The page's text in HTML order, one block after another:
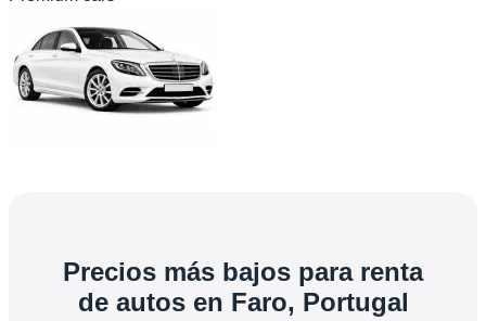
Precios más bajos para renta
de autos en Faro, Portugal